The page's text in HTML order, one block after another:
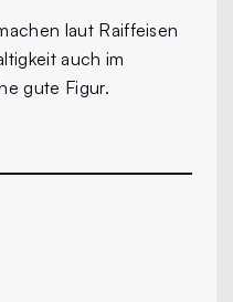
laut Raiffeisen
auch im
gute Figur.